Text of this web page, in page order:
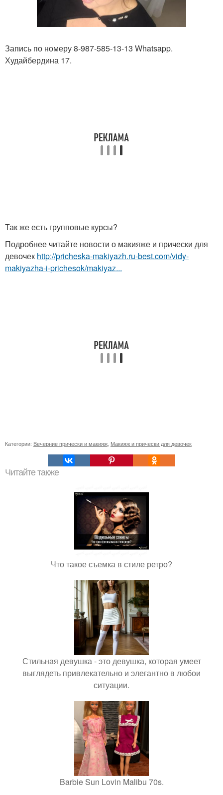
Запись по номеру 8-987-585-13-13 Whatsapp.
Худайбердина 17.
Так же есть групповые курсы?
Подробнее читайте новости о макияже и прически для
девочек http://pricheska-makiyazh.ru-best.com/vidy-
makiyazha-i-prichesok/makiyaz...
Категории: Вечерние прически и макияж Макияж и прически для девочек
Читайте также
Что такое съемка в стиле ретро?
Стильная девушка - это девушка, которая умеет
выглядеть привлекательно и элегантно в любои
ситуации.
Barbie Sun Lovin Malibu 70s.